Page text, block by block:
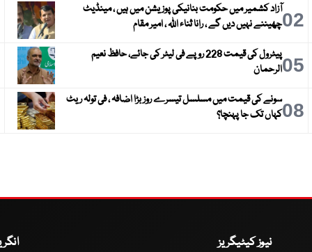
02آزاد کشمیر میں حکومت بنانیکی پوزیشن میں ہیں ، مینڈیٹ
چھیننے نہیں دیں گے ، رانا ثناء اللہ ، امیر مقام
05
پیٹرول کی قیمت 228 روپے فی لیٹر کی جائے، حافظ نعیم
الرحمان
08سونے کی قیمت میں مسلسل تیسرے روز بڑا اضافہ ، فی تولہ ریٹ
کہاں تک جا پہنچا؟
نیوز کیٹیگریز